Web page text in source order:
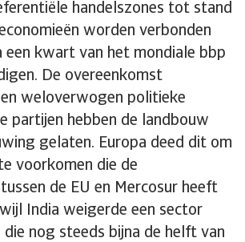
handelszones tot stand
worden verbonden
een kwart van het mondiale bbp
De overeenkomst
weloverwogen politieke
partijen hebben de landbouw
gelaten. Europa deed dit om
voorkomen die de
de EU en Mercosur heeft
India weigerde een sector
nog steeds bijna de helft van